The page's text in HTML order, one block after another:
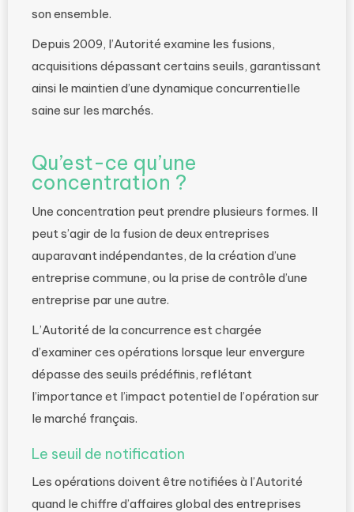
son ensemble.
Depuis 2009, l’Autorité examine les fusions,
acquisitions dépassant certains seuils, garantissant
ainsi le maintien d’une dynamique concurrentielle
saine sur les marchés.
Qu’est-ce qu’une
concentration ?
Une concentration peut prendre plusieurs formes. Il
peut s’agir de la fusion de deux entreprises
auparavant indépendantes, de la création d’une
entreprise commune, ou la prise de contrôle d’une
entreprise par une autre.
L’Autorité de la concurrence est chargée
d’examiner ces opérations lorsque leur envergure
dépasse des seuils prédéfinis, reflétant
l’importance et l’impact potentiel de l’opération sur
le marché français.
Le seuil de notification
Les opérations doivent être notifiées à l’Autorité
quand le chiffre d’affaires global des entreprises